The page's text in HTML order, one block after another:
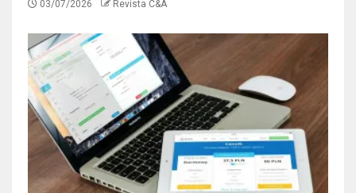
03/07/2026 Revista C&A